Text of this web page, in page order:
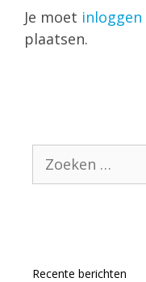
Je moet inloggen
plaatsen.
naar:
Recente berichten